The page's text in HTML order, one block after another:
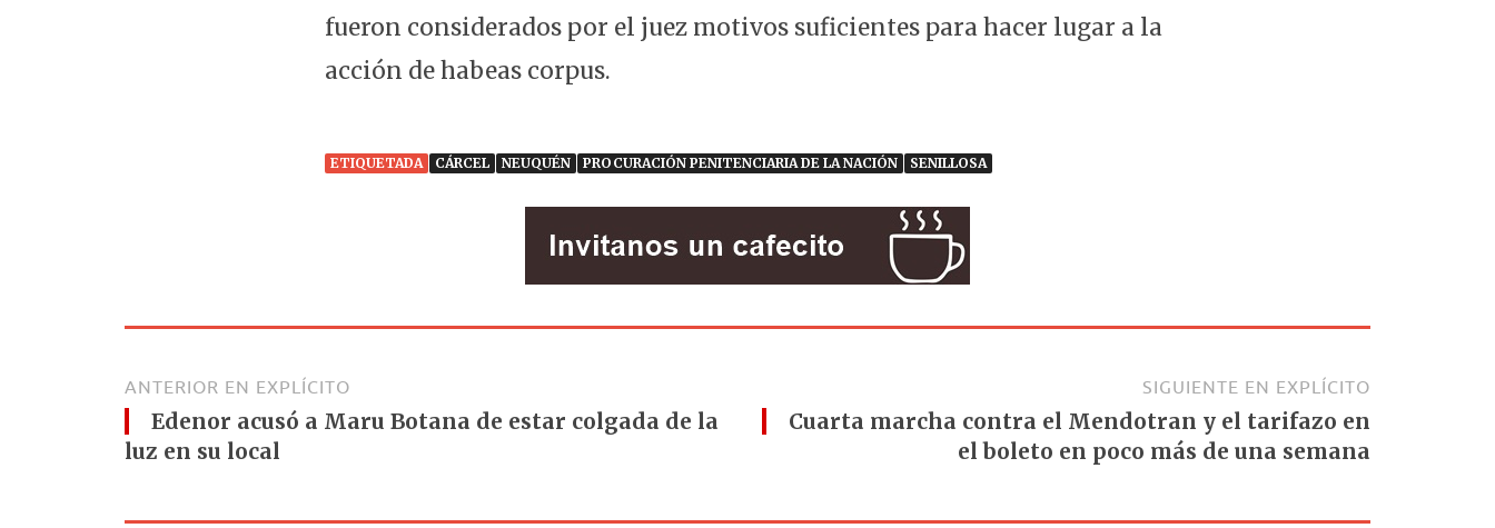
fueron considerados por el juez motivos suficientes para hacer lugar a la
acción de habeas corpus.
ETIQUETADA CÁRCEL NEUQUÉN PROCURACIÓN PENITENCIARIA DE LA NACIÓN SENILLOSA
ANTERIOR EN EXPLÍCITO
Edenor acusó a Maru Botana de estar colgada de la
luz en su local
SIGUIENTE EN EXPLÍCITO
Cuarta marcha contra el Mendotran y el tarifazo en
el boleto en poco más de una semana